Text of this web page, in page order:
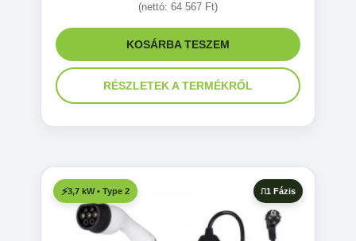
(nettó: 64 567 Ft)
KOSÁRBA TESZEM
RÉSZLETEK A TERMÉKRŐL
3,7 kW • Type 2 1 Fázis